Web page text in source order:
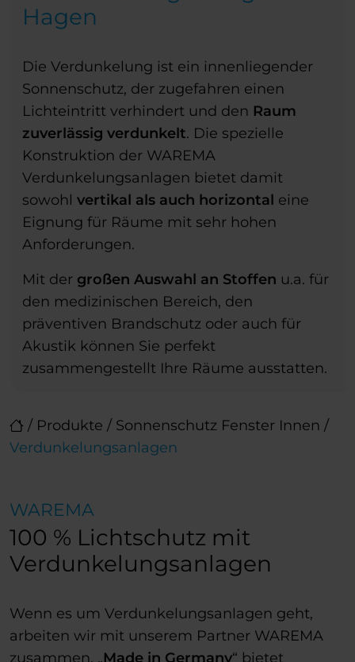
/ Produkte / Sonnenschutz Fenster Innen /
Verdunkelungsanlagen
Hagen
Die Verdunkelung ist ein innenliegender
Sonnenschutz, der zugefahren einen
Lichteintritt verhindert und den Raum
zuverlässig verdunkelt. Die spezielle
Konstruktion der WAREMA
Verdunkelungsanlagen bietet damit
sowohl vertikal als auch horizontal eine
Eignung für Räume mit sehr hohen
Anforderungen.
Mit der großen Auswahl an Stoffen u.a. für
den medizinischen Bereich, den
präventiven Brandschutz oder auch für
Akustik können Sie perfekt
zusammengestellt Ihre Räume ausstatten.
WAREMA
100 % Lichtschutz mit
Verdunkelungsanlagen
Wenn es um Verdunkelungsanlagen geht,
arbeiten wir mit unserem Partner WAREMA
zusammen. „Made in Germany“ bietet